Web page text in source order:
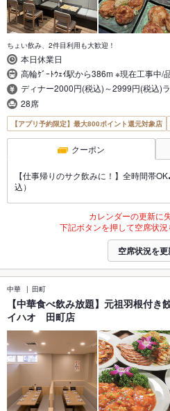
ちょい飲み、2件目利用も大歓迎！
本日休業日
高輪ｹﾞｰﾄｳｪｲ駅から386m ※現在工事中/
ディナー2000円(税込)～2999円(税込)
28席
【アプリ予約限定】最大800ポイント還元対象店
クーポン
【仕事帰りのサク飲みに！】全時間帯
込）
カレンダーの更新に
下記ボタンを押して空席状況
空席状況を
中華 田町
【中華食べ飲み放題】元祖羽根付き
イハオ 田町店